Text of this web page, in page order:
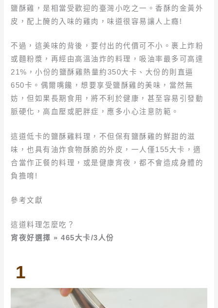
鹽酥雞，是相當受歡迎的臺灣小吃之一。香酥的金黃外
皮，配上醃的入味的雞肉，味道很容易讓人上癮!
不過，這美味的背後，要付出的代價可不小。裹上炸粉
或麵粉漿，再經由高溫油炸的料理，吸油率最多可高達
21%，小份的鹽酥雞熱量約350大卡、大份的則直逼
650卡。偶爾嘴饞，想要享受鹽酥雞的美味，當然無
妨，但如果長期食用，將不利於健康，甚至容易引發動
脈硬化，高血壓或肥胖症，應多小心注意防範。
這道低卡的鹽酥雞料理，不但保有鹽酥雞的鮮甜的滋
味，也具有油炸食物酥脆的外皮，一人僅155大卡，適
合當作正餐的料理，或是健康宵夜，都不會造成身體的
負擔唷!
參考文獻
這道料理怎麼吃？
宵夜好選擇 » 465大卡/3人份
1